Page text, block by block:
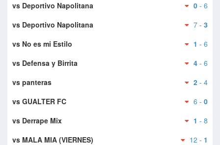
vs Deportivo Napolitana 0 - 6
vs Deportivo Napolitana
7 - 3
vs No es mi Estilo
1 - 6
vs Defensa y Birrita
4 - 6
vs panteras
2 - 4
vs GUALTER FC
6 - 0
vs Derrape Mix
1 - 8
vs MALA MIA (VIERNES)
12 - 1